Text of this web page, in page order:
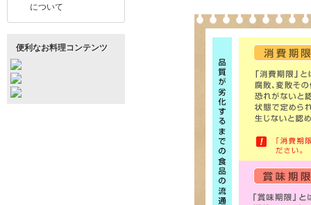
について
便利なお料理コンテンツ